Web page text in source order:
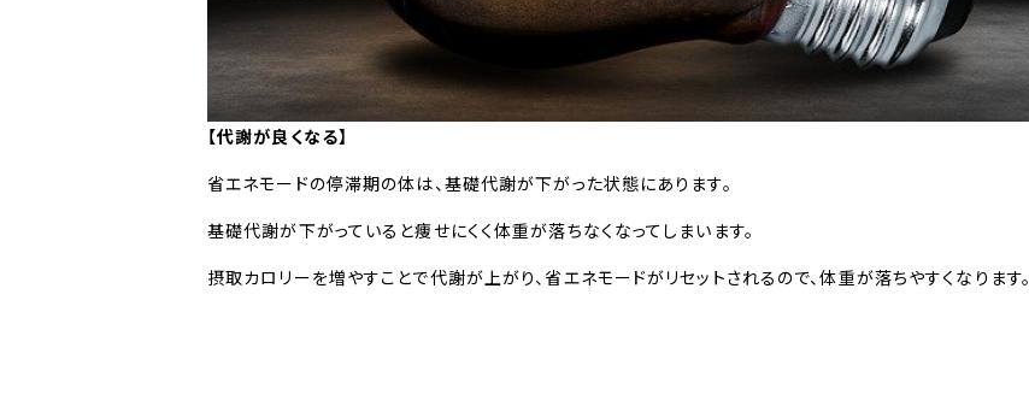
【代謝が良くなる】
省エネモードの停滞期の体は、基礎代謝が下がった状態にあります。
基礎代謝が下がっていると痩せにくく体重が落ちなくなってしまいます。
摂取カロリーを増やすことで代謝が上がり、省エネモードがリセットされるので、体重が落ちやすくなります。